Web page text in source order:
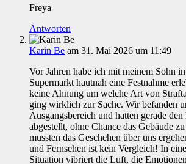
Freya
Antworten
Karin Be am 31. Mai 2026 um 11:49
Vor Jahren habe ich mit meinem Sohn
Supermarkt hautnah eine Festnahme
keine Ahnung um welche Art von
ging wirklich zur Sache. Wir befanden
Ausgangsbereich und hatten gerade
abgestellt, ohne Chance das Gebäude
mussten das Geschehen über uns
und Fernsehen ist kein Vergleich! In
Situation vibriert die Luft, die